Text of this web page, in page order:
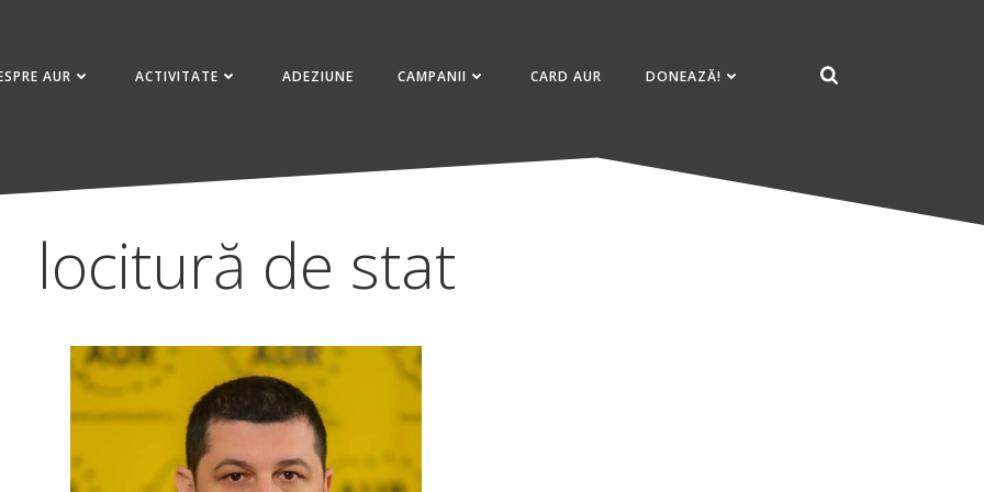
AUR ACTIVITATE ADEZIUNE CAMPANII CARD AUR DONEAZĂ!
locitură de stat